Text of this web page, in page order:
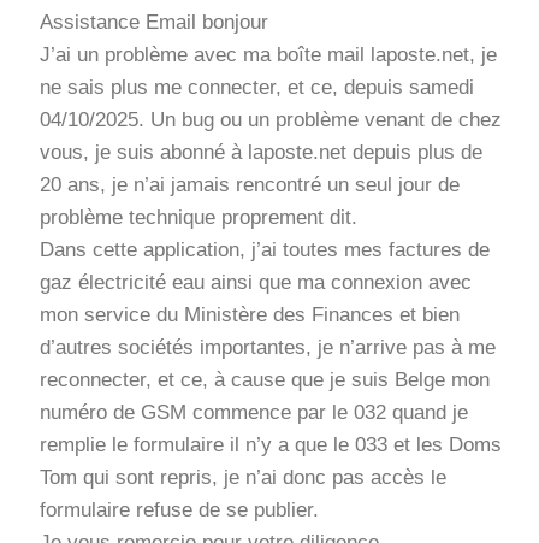
Assistance Email bonjour
J’ai un problème avec ma boîte mail laposte.net, je
ne sais plus me connecter, et ce, depuis samedi
04/10/2025. Un bug ou un problème venant de chez
vous, je suis abonné à laposte.net depuis plus de
20 ans, je n’ai jamais rencontré un seul jour de
problème technique proprement dit.
Dans cette application, j’ai toutes mes factures de
gaz électricité eau ainsi que ma connexion avec
mon service du Ministère des Finances et bien
d’autres sociétés importantes, je n’arrive pas à me
reconnecter, et ce, à cause que je suis Belge mon
numéro de GSM commence par le 032 quand je
remplie le formulaire il n’y a que le 033 et les Doms
Tom qui sont repris, je n’ai donc pas accès le
formulaire refuse de se publier.